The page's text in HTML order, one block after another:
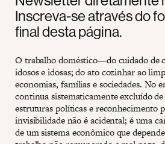
Inscreva-se através do
final desta página.
O trabalho doméstico—do cuidado de
idosos e idosas; do ato cozinhar ao
economias, famílias e sociedades. No
continua sistematicamente excluído
estruturas políticas e reconhecimento
invisibilidade não é acidental; é uma
de um sistema econômico que